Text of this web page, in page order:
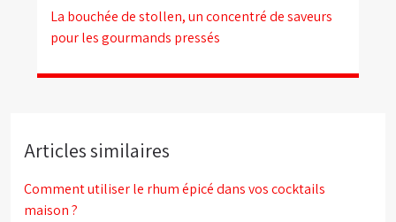
La bouchée de stollen, un concentré de saveurs
pour les gourmands pressés
Articles similaires
Comment utiliser le rhum épicé dans vos cocktails
maison ?